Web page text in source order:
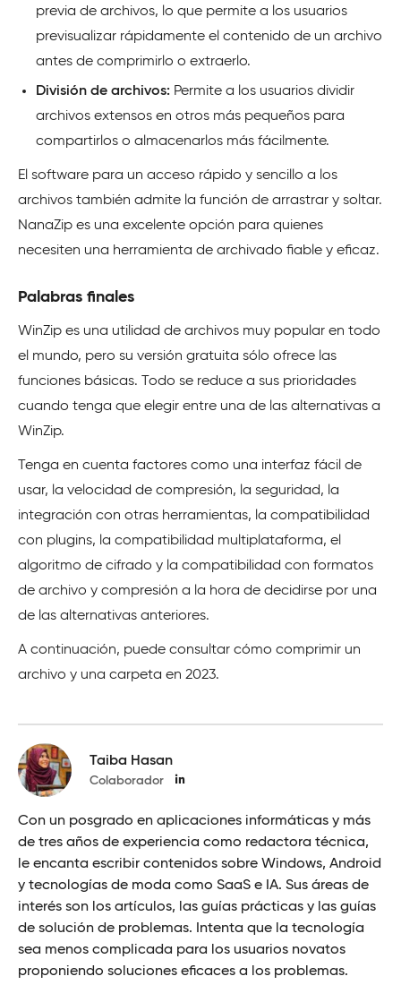
previa de archivos, lo que permite a los usuarios
previsualizar rápidamente el contenido de un archivo
antes de comprimirlo o extraerlo.
División de archivos: Permite a los usuarios dividir
archivos extensos en otros más pequeños para
compartirlos o almacenarlos más fácilmente.
El software para un acceso rápido y sencillo a los
archivos también admite la función de arrastrar y soltar.
NanaZip es una excelente opción para quienes
necesiten una herramienta de archivado fiable y eficaz.
Palabras finales
WinZip es una utilidad de archivos muy popular en todo
el mundo, pero su versión gratuita sólo ofrece las
funciones básicas. Todo se reduce a sus prioridades
cuando tenga que elegir entre una de las alternativas a
WinZip.
Tenga en cuenta factores como una interfaz fácil de
usar, la velocidad de compresión, la seguridad, la
integración con otras herramientas, la compatibilidad
con plugins, la compatibilidad multiplataforma, el
algoritmo de cifrado y la compatibilidad con formatos
de archivo y compresión a la hora de decidirse por una
de las alternativas anteriores.
A continuación, puede consultar cómo comprimir un
archivo y una carpeta en 2023.
Taiba Hasan
Colaborador
Con un posgrado en aplicaciones informáticas y más
de tres años de experiencia como redactora técnica,
le encanta escribir contenidos sobre Windows, Android
y tecnologías de moda como SaaS e IA. Sus áreas de
interés son los artículos, las guías prácticas y las guías
de solución de problemas. Intenta que la tecnología
sea menos complicada para los usuarios novatos
proponiendo soluciones eficaces a los problemas.